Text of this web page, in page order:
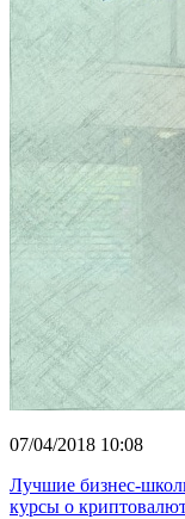
07/04/2018 10:08
Лучшие бизнес-
курсы о